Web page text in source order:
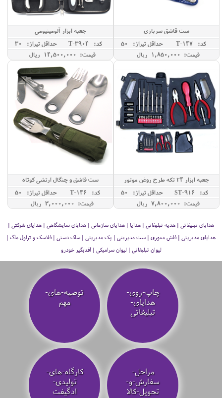
ست قاشق سربازی
کد: T-147
حداقل تيراژ: 50
قیمت: 1,850,000 ريال
جعبه ابزار آلومینیومی
کد: T-3904
حداقل تيراژ: 30
قیمت: 14,500,000 ريال
جعبه ابزار 24 تکه طرح روغن موتور
کد: ST-916
حداقل تيراژ: 50
قیمت: 7,800,000 ريال
ست قاشق و چنگال ارتشی کوتاه
کد: T-146
حداقل تيراژ: 50
قیمت: 3,000,000 ريال
هدایای تبلیغاتی | هدیه تبلیغاتی | هدایا | هدایای سازمانی | هدایای نمایشگاهی | هدایای شرکتی |
هدایای مدیریتی | فلش مموری | ست مدیریتی | پک مدیریتی | ساک دستی | فلاسک و تراول ماگ |
لیوان تبلیغاتی | لیوان سرامیکی | آفتابگیر خودرو
چاپ-روی-
هدایای-
تبلیغاتی
توصیه‌-های-
مهم
مراحل-
سفارش-و-
تحویل-کالا
کارگاه-های-
تولیدی-
ادگیفت